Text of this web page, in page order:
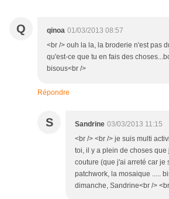
Q qinoa 01/03/2013 08:57
<br /> ouh la la, la broderie n'est pas
qu'est-ce que tu en fais des
bisous<br />
Répondre
S Sandrine 03/03/2013 11:15
<br /> <br /> je suis multi
toi, il y a plein de choses
couture (que j'ai arreté car je
patchwork, la mosaique .....
dimanche, Sandrine<br />